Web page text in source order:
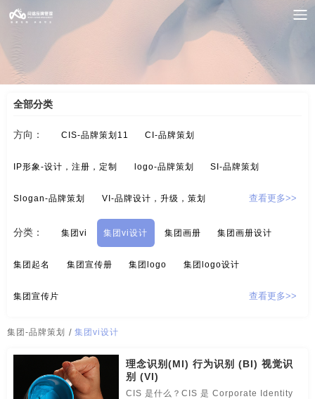
案例索引 /
全部分类
方向： CIS-品牌策划11 CI-品牌策划
IP形象-设计，注册，定制 logo-品牌策划 SI-品牌策划
Slogan-品牌策划 VI-品牌设计，升级，策划
酒/白酒/红酒-品牌策划 保健品-品牌策划
标示设计-酒店标示，商业标示，房地产标示 餐饮-品牌策划
茶-品牌定位，品牌升级，包装设计
房地产-品牌设计 地铁-品牌策划
店铺-LOGO设计，品牌定位 定位-品牌策划
查看更多>>
分类： 集团vi 集团vi设计 集团画册 集团画册设计
集团起名 集团宣传册 集团logo 集团logo设计
集团宣传片 查看更多>>
集团-品牌策划 / 集团vi设计
理念识别(MI) 行为识别 (BI) 视觉识
别 (VI)
CIS 是什么？CIS 是 Corporate Identity